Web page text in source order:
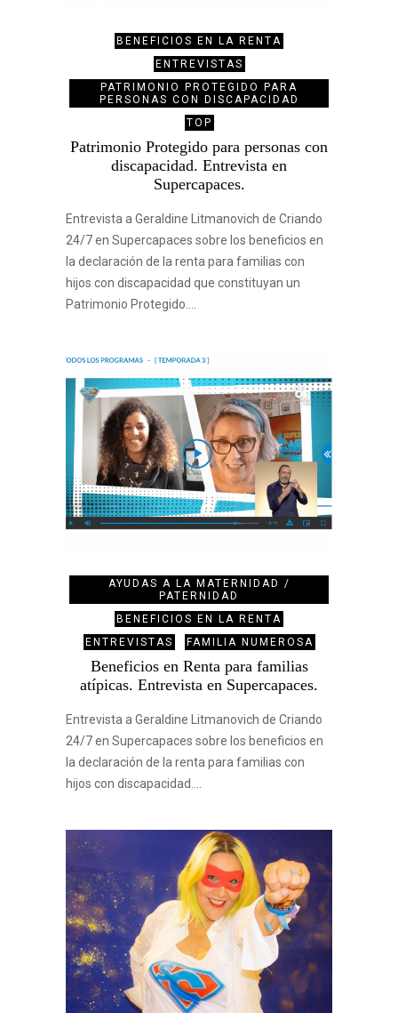
BENEFICIOS EN LA RENTA
ENTREVISTAS
PATRIMONIO PROTEGIDO PARA
PERSONAS CON DISCAPACIDAD
TOP
Patrimonio Protegido para personas con
discapacidad. Entrevista en
Supercapaces.
Entrevista a Geraldine Litmanovich de Criando
24/7 en Supercapaces sobre los beneficios en
la declaración de la renta para familias con
hijos con discapacidad que constituyan un
Patrimonio Protegido.…
AYUDAS A LA MATERNIDAD /
PATERNIDAD
BENEFICIOS EN LA RENTA
ENTREVISTAS
FAMILIA NUMEROSA
Beneficios en Renta para familias
atípicas. Entrevista en Supercapaces.
Entrevista a Geraldine Litmanovich de Criando
24/7 en Supercapaces sobre los beneficios en
la declaración de la renta para familias con
hijos con discapacidad.…